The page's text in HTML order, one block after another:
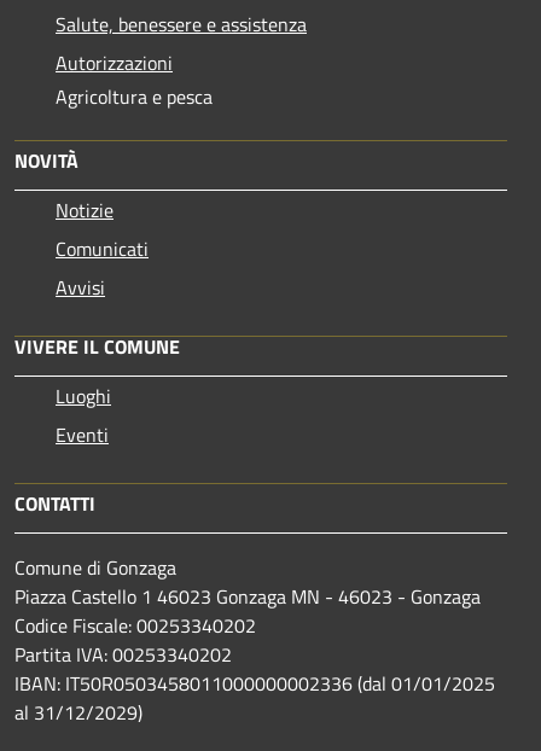
Salute, benessere e assistenza
Autorizzazioni
Agricoltura e pesca
NOVITÀ
Notizie
Comunicati
Avvisi
VIVERE IL COMUNE
Luoghi
Eventi
CONTATTI
Comune di Gonzaga
Piazza Castello 1 46023 Gonzaga MN - 46023 - Gonzaga
Codice Fiscale: 00253340202
Partita IVA: 00253340202
IBAN: IT50R0503458011000000002336 (dal 01/01/2025
al 31/12/2029)